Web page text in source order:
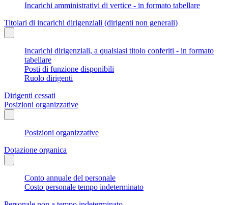
Incarichi amministrativi di vertice - in formato tabellare
Titolari di incarichi dirigenziali (dirigenti non generali)
Incarichi dirigenziali, a qualsiasi titolo conferiti - in formato
tabellare
Posti di funzione disponibili
Ruolo dirigenti
Dirigenti cessati
Posizioni organizzative
Posizioni organizzative
Dotazione organica
Conto annuale del personale
Costo personale tempo indeterminato